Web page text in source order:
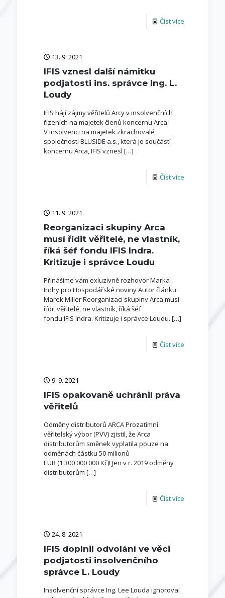
Číst více
13. 9. 2021
IFIS vznesl další námitku
podjatosti ins. správce Ing. L.
Loudy
IFIS hájí zájmy věřitelů Arcy v insolvenčních
řízeních na majetek členů koncernu Arca.
V insolvenci na majetek zkrachovalé
společnosti BLUSIDE a.s., která je součástí
koncernu Arca, IFIS vznesl […]
Číst více
11. 9. 2021
Reorganizaci skupiny Arca
musí řídit věřitelé, ne vlastník,
říká šéf fondu IFIS Indra.
Kritizuje i správce Loudu
Přinášíme vám exluzivně rozhovor Marka
Indry pro Hospodářské noviny Autor článku:
Marek Miller Reorganizaci skupiny Arca musí
řídit věřitelé, ne vlastník, říká šéf
fondu IFIS Indra. Kritizuje i správce Loudu. […]
Číst více
9. 9. 2021
IFIS opakovaně uchránil práva
věřitelů
Odměny distributorů ARCA Prozatímní
věřitelský výbor (PVV) zjistil, že Arca
distributorům směnek vyplatila pouze na
odměnách částku 50 milionů
EUR (1 300 000 000 Kč)! Jen v r. 2019 odměny
distributorům […]
Číst více
24. 8. 2021
IFIS doplnil odvolání ve věci
podjatosti insolvenčního
správce L. Loudy
Insolvenční správce Ing. Lee Louda ignoroval